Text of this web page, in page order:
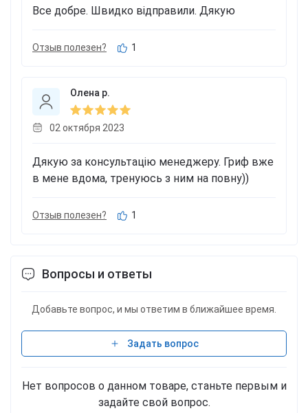
Все добре. Швидко відправили. Дякую
Отзыв полезен? 1
Олена р.
02 октября 2023
Дякую за консультацію менеджеру. Гриф вже
в мене вдома, тренуюсь з ним на повну))
Отзыв полезен? 1
Вопросы и ответы
Добавьте вопрос, и мы ответим в ближайшее время.
Задать вопрос
Нет вопросов о данном товаре, станьте первым и
задайте свой вопрос.